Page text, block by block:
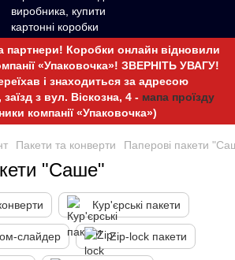
партнери! Коробки онлайн відновили
«Упаковочка»! ЗВЕРНІТЬ УВАГУ!
і знаходиться за адресою
з вул. Віскозна, 4 - мапа проїзду
компанії «Упаковочка»)
Пакети та конверти Паперові пакети
"Саше"
Кур'єрські пакети
слайдер Zip-lock пакети